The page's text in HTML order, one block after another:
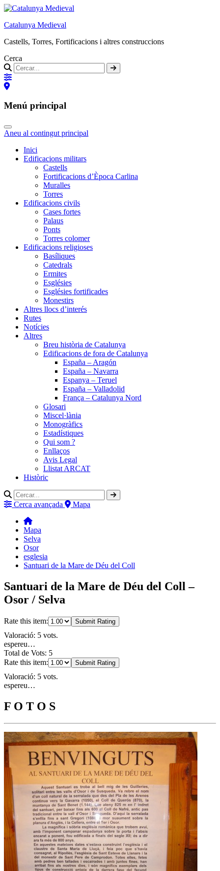
Catalunya Medieval
Castells, Torres, Fortificacions i altres construccions
Cerca
Menú principal
Aneu al contingut principal
Inici
Edificacions militars
Castells
Fortificacions d’Època Carlina
Muralles
Torres
Edificacions civils
Cases fortes
Palaus
Ponts
Torres colomer
Edificacions religioses
Basíliques
Catedrals
Ermites
Esglésies
Esglésies fortificades
Monestirs
Altres llocs d’interés
Rutes
Notícies
Altres
Breu història de Catalunya
Edificacions de fora de Catalunya
España – Aragón
España – Navarra
Espanya – Teruel
España – Valladolid
França – Catalunya Nord
Glosari
Miscel·lània
Monogràfics
Estadístiques
Qui som ?
Enllaços
Avis Legal
Llistat ARCAT
Històric
Cerca avançada Mapa
Mapa
Selva
Osor
esglesia
Santuari de la Mare de Déu del Coll
Santuari de la Mare de Déu del Coll –
Osor / Selva
Rate this item: Submit Rating
Valoració: 5 vots.
espereu…
Total de Vots: 5
Rate this item:
Submit Rating
Valoració: 5 vots.
espereu…
F O T O S